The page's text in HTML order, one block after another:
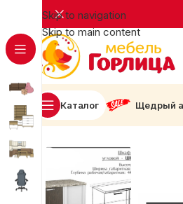
Skip to navigation
Skip to main content
Каталог Щедрый
Главная Кухни